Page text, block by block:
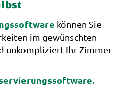
können Sie
im gewünschten
unkompliziert Ihr Zimmer